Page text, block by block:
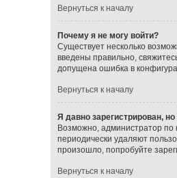
Вернуться к началу
Почему я не могу войти?
Существует несколько
введены правильно,
допущена ошибка в
Вернуться к началу
Я давно зарегистрирован,
Возможно, администратор по
периодически удаляют
произошло, попробуйте
Вернуться к началу